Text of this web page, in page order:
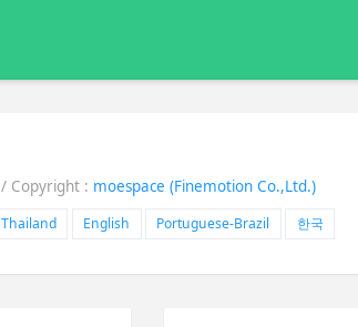
/ Copyright : moespace (Finemotion Co.,Ltd.)
Thailand English Portuguese-Brazil 한국